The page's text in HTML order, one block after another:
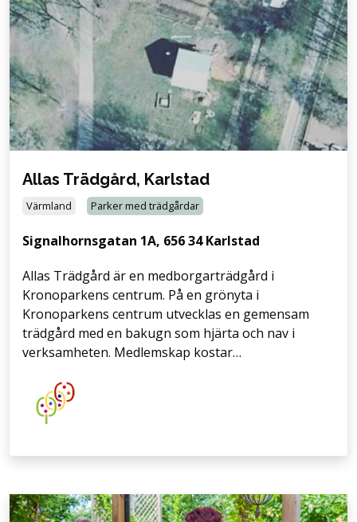
Allas Trädgård, Karlstad
Värmland Parker med trädgårdar
Signalhornsgatan 1A, 656 34 Karlstad
Allas Trädgård är en medborgarträdgård i
Kronoparkens centrum. På en grönyta i
Kronoparkens centrum utvecklas en gemensam
trädgård med en bakugn som hjärta och nav i
verksamheten. Medlemskap kostar…